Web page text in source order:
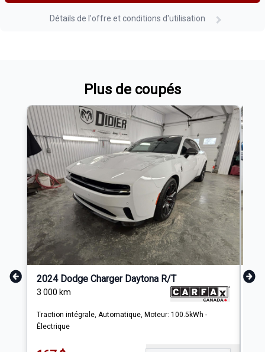
Détails de l'offre et conditions d'utilisation
Plus de coupés
2024 Dodge Charger Daytona R/T
3 000 km
Traction intégrale, Automatique, Moteur: 100.5kWh -
Électrique